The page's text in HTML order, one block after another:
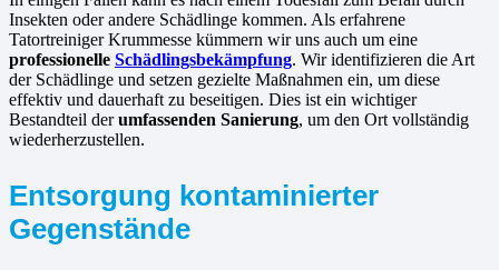
Insekten oder andere Schädlinge kommen. Als erfahrene
Tatortreiniger Krummesse kümmern wir uns auch um eine
professionelle Schädlingsbekämpfung. Wir identifizieren die Art
der Schädlinge und setzen gezielte Maßnahmen ein, um diese
effektiv und dauerhaft zu beseitigen. Dies ist ein wichtiger
Bestandteil derumfassenden Sanierung, um den Ort vollständig
wiederherzustellen.
Entsorgung kontaminierter
Gegenstände